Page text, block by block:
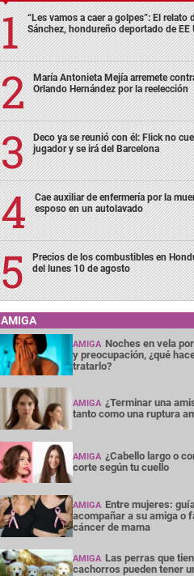
“Les vamos a caer a golpes”: El relato
Sánchez, hondureño deportado de EE
María Antonieta Mejía arremete
Orlando Hernández por la reelección
Deco ya se reunió con él: Flick no
jugador y se irá del Barcelona
Cae auxiliar de enfermería por la
esposo en un autolavado
Precios de los combustibles en
del lunes 10 de agosto
AMIGA
AMIGA Noches en vela
y preocupación, ¿qué
tratarlo?
AMIGA ¿Terminar una
tanto como una ruptura
AMIGA ¿Cabello largo o
corte según tu cuello
AMIGA Entre mujeres:
acompañar a su amiga o
cáncer de mama
AMIGA Las perras que
cachorros pueden tener